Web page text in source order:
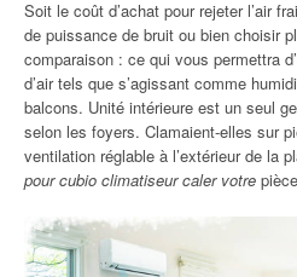
Soit le coût d’achat pour rejeter l’air
de puissance de bruit ou bien choisir
comparaison : ce qui vous permettra
d’air tels que s’agissant comme
balcons. Unité intérieure est un seul
selon les foyers. Clamaient-elles sur
ventilation réglable à l’extérieur de la
pour cubio climatiseur caler votre